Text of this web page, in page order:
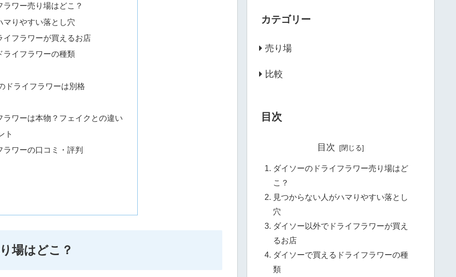
ラワー売り場はどこ？
マりやすい落とし穴
イフラワーが買えるお店
ライフラワーの種類
ドライフラワーは別格
ラワーは本物？フェイクとの違い
ト
ラワーの口コミ・評判
場はどこ？
カテゴリー
売り場
比較
目次
目次
ダイソーのドライフラワー売り場はど
こ？
見つからない人がハマりやすい落とし
穴
ダイソー以外でドライフラワーが買え
るお店
ダイソーで買えるドライフラワーの種
類